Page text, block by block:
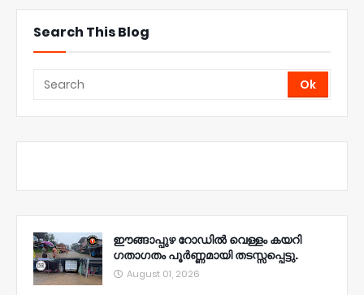
Search This Blog
ഈങ്ങാപ്പുഴ റോഡിൽ വെള്ളം കയറി
ഗതാഗതം പൂർണ്ണമായി തടസ്സപ്പെട്ടു.
August 01, 2026